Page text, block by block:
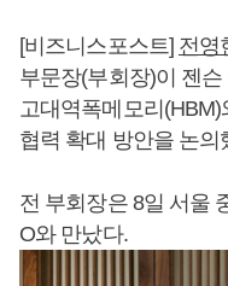
[비즈니스포스트] 전영
부문장(부회장)이 젠
고대역폭메모리
협력 확대 방안을 논의
전 부회장은 8일 서울
O와 만났다.